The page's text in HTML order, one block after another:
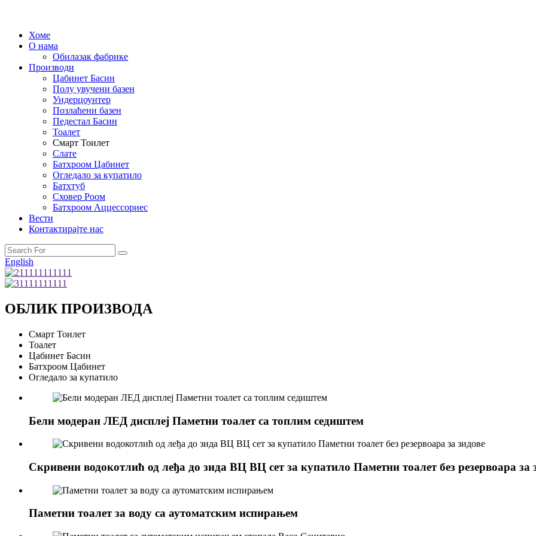
Хоме
О нама
Обилазак фабрике
Производи
Цабинет Басин
Полу увучени базен
Ундерцоунтер
Позлаћени базен
Педестал Басин
Тоалет
Смарт Тоилет
Слате
Батхроом Цабинет
Огледало за купатило
Батхтуб
Сховер Роом
Батхроом Аццессориес
Вести
Контактирајте нас
English
ОБЛИК ПРОИЗВОДА
Смарт Тоилет
Тоалет
Цабинет Басин
Батхроом Цабинет
Огледало за купатило
Бели модеран ЛЕД дисплеј Паметни тоалет са топлим седиштем
Скривени водокотлић од леђа до зида ВЦ ВЦ сет за купатило Паметни тоалет без резервоара за
Паметни тоалет за воду са аутоматским испирањем